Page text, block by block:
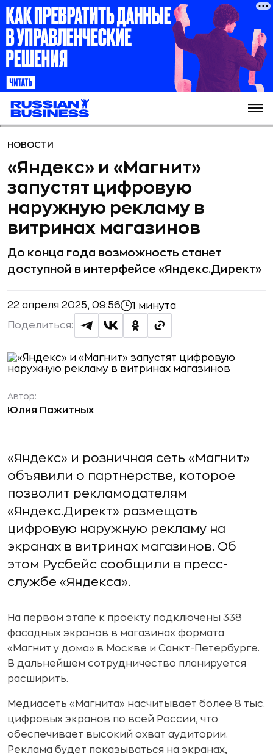
НОВОСТИ
«Яндекс» и «Магнит»
запустят цифровую
наружную рекламу в
витринах магазинов
До конца года возможность станет
доступной в интерфейсе «Яндекс.Директ»
22 апреля 2025, 09:56 1 минута
Поделиться:
Автор:
Юлия Пажитных
«Яндекс» и розничная сеть «Магнит»
объявили о партнерстве, которое
позволит рекламодателям
«Яндекс.Директ» размещать
цифровую наружную рекламу на
экранах в витринах магазинов. Об
этом Русбейс сообщили в пресс-
службе «Яндекса».
На первом этапе к проекту подключены 338
фасадных экранов в магазинах формата
«Магнит у дома» в Москве и Санкт-Петербурге.
В дальнейшем сотрудничество планируется
расширить.
Медиасеть «Магнита» насчитывает более 8 тыс.
цифровых экранов по всей России, что
обеспечивает высокий охват аудитории.
Реклама будет показываться на экранах,